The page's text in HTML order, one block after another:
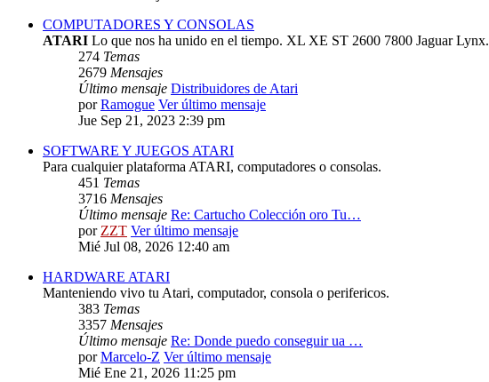
COMPUTADORES Y CONSOLAS
ATARI Lo que nos ha unido en el tiempo. XL XE ST 2600 7800 Jaguar Lynx.
274 Temas
2679 Mensajes
Último mensaje Distribuidores de Atari
porRamogue Ver último mensaje
Jue Sep 21, 2023 2:39 pm
SOFTWARE Y JUEGOS ATARI
Para cualquier plataforma ATARI, computadores o consolas.
451 Temas
3716 Mensajes
Último mensaje Re: Cartucho Colección oro Tu…
porZZT Ver último mensaje
Mié Jul 08, 2026 12:40 am
HARDWARE ATARI
Manteniendo vivo tu Atari, computador, consola o perifericos.
383 Temas
3357 Mensajes
Último mensaje Re: Donde puedo conseguir ua …
porMarcelo-Z Ver último mensaje
Mié Ene 21, 2026 11:25 pm